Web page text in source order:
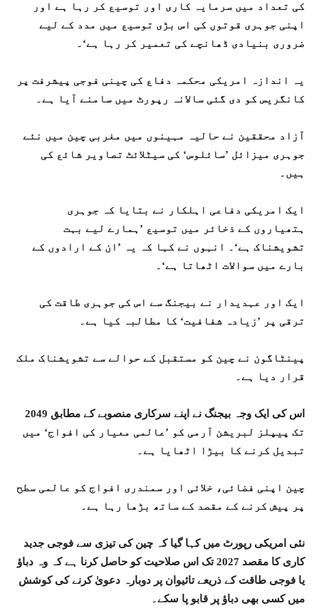
کی تعداد میں سرمایہ کاری اور توسیع کر رہا ہے اور
اپنی جوہری قوتوں کی اس بڑی توسیع میں مدد کے لیے
ضروری بنیادی ڈھانچے کی تعمیر کر رہا ہے‘۔
یہ اندازہ امریکی محکمہ دفاع کی چینی فوجی پیشرفت پر
کانگریس کو دی گئی سالانہ رپورٹ میں سامنے آیا ہے۔
آزاد محققین نے حالیہ مہینوں میں مغربی چین میں نئے
جوہری میزائل ’سائلوس‘ کی سیٹلائٹ تصاویر شائع کی
ہیں۔
ایک امریکی دفاعی اہلکار نے بتایا کہ جوہری
ہتھیاروں کے ذخائر میں توسیع ’ہمارے لیے بہت
تشویشناک ہے‘۔ انہوں نے کہا کہ یہ ’ان کے ارادوں کے
بارے میں سوالات اٹھاتا ہے‘۔
ایک اور عہدیدار نے بیجنگ سے اس کی جوہری طاقت کی
ترقی پر ’زیادہ شفافیت‘ کا مطالبہ کیا ہے۔
پینٹاگون نے چین کو مستقبل کے حوالے سے تشویشناک ملک
قرار دیا ہے۔
اس کی ایک وجہ بیجنگ نے اپنے سرکاری منصوبے کے مطابق 2049
تک پیپلز لبریشن آرمی کو ’عالمی معیار کی افواج‘ میں
تبدیل کرنے کا بیڑا اٹھایا ہے۔
چین اپنی فضائی، خلائی اور سمندری افواج کو عالمی سطح
پر پیش کرنے کے مقصد کے ساتھ بڑھا رہا ہے۔
نئی امریکی رپورٹ میں کہا گیا کہ چین کی تیزی سے فوجی جدید
کاری کا مقصد 2027 تک اس صلاحیت کو حاصل کرنا ہے کہ وہ دباؤ
یا فوجی طاقت کے ذریعے تائیوان پر دوبارہ دعویٰ کرنے کی کوشش
میں کسی بھی دباؤ پر قابو پا سکے۔